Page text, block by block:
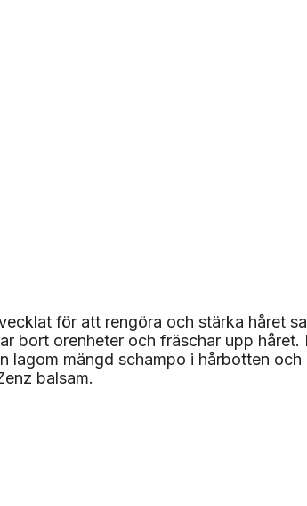
för att rengöra och stärka håret
bort orenheter och fräschar upp
mängd schampo i hårbotten
balsam.